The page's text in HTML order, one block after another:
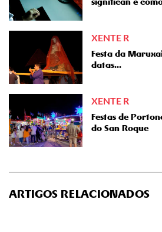
XENTE R
Festa da
datas...
XENTE R
Festas de
do San Roque
ARTIGOS RELACIONADOS